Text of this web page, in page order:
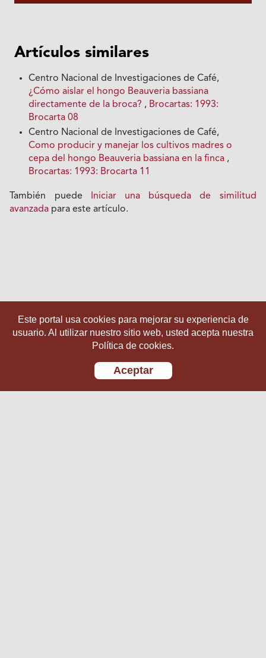
Artículos similares
Centro Nacional de Investigaciones de Café,
¿Cómo aislar el hongo Beauveria bassiana
directamente de la broca? , Brocartas: 1993:
Brocarta 08
Centro Nacional de Investigaciones de Café,
Como producir y manejar los cultivos madres o
cepa del hongo Beauveria bassiana en la finca ,
Brocartas: 1993: Brocarta 11
También puede Iniciar una búsqueda de similitud
avanzada para este artículo.
Este portal usa cookies para mejorar su experiencia de
usuario. Al utilizar nuestro sitio web, usted acepta nuestra
Política de cookies.
Aceptar